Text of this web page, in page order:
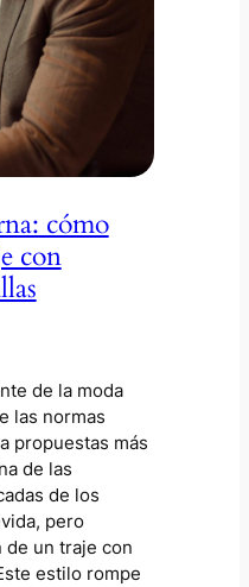
cómo
con
de la moda
las normas
propuestas más
de las
de los
pero
de un traje con
estilo rompe